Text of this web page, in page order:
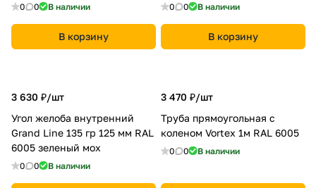
0 0 В наличии
В корзину
0 0 В наличии
В корзину
3 630 ₽/шт
Угол желоба внутренний
Grand Line 135 гр 125 мм RAL
6005 зеленый мох
0 0 В наличии
3 470 ₽/шт
Труба прямоугольная с
коленом Vortex 1м RAL 6005
0 0 В наличии